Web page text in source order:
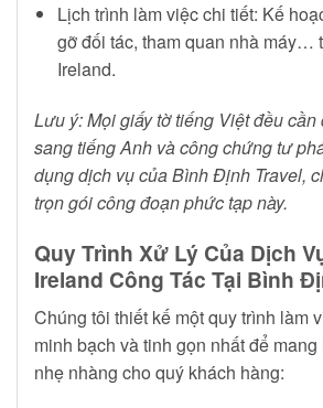
Lịch trình làm việc chi tiết: Kế
gỡ đối tác, tham quan nhà máy…
Ireland.
Lưu ý: Mọi giấy tờ tiếng Việt đều
sang tiếng Anh và công chứng tư
dụng dịch vụ của Bình Định Travel,
trọn gói công đoạn phức tạp này.
Quy Trình Xử Lý Của Dịch
Ireland Công Tác Tại Bình
Chúng tôi thiết kế một quy trình làm
minh bạch và tinh gọn nhất để
nhẹ nhàng cho quý khách hàng: